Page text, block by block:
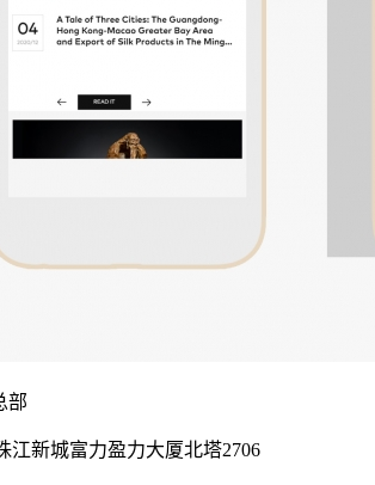
部
江新城富力盈力大厦北塔2706